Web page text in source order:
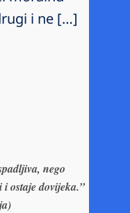
i ne […]
nego
ostaje dovijeka.”